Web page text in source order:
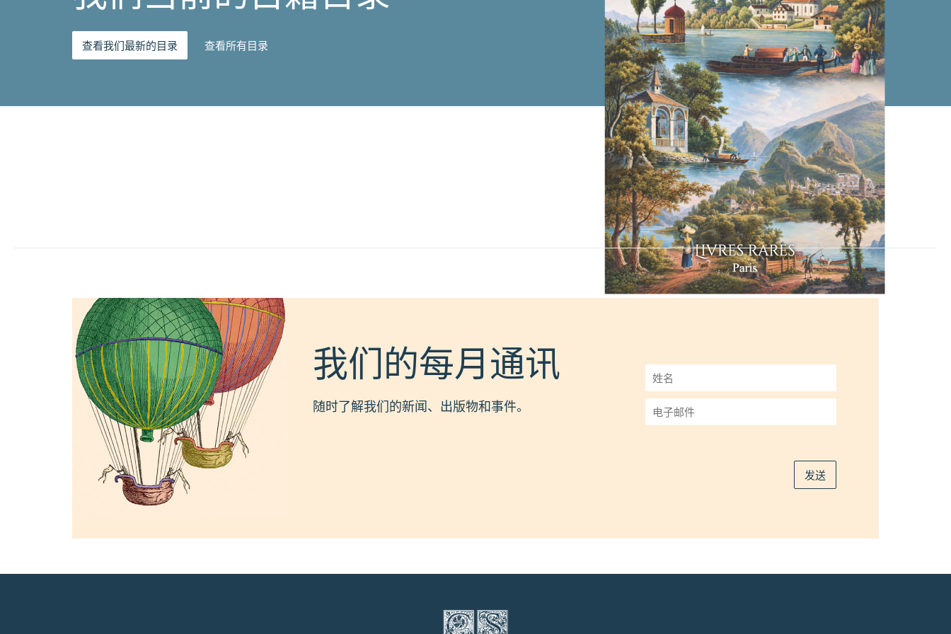
查看我们最新的目录 查看所有目录
我们的每月通讯
随时了解我们的新闻、出版物和事件。
姓
名
*
子
发送